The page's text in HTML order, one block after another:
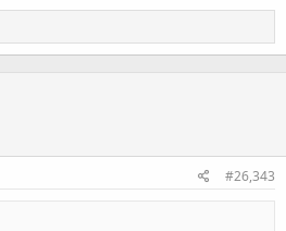
#26,343